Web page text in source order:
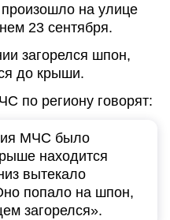
на улице
23 сентября.
загорелся шпон,
до крыши.
по региону говорят:
МЧС было
находится
вытекало
попало на шпон,
загорелся».